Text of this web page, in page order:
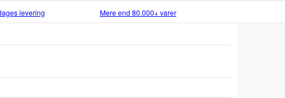
levering Mere end 80.000+ varer